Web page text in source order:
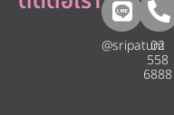
@sripatum
02
558
6888